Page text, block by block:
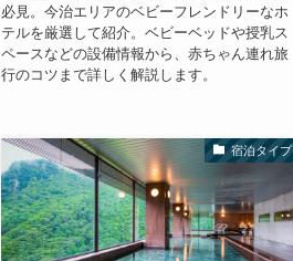
必見。今治エリアのベビーフレンドリーなホ
テルを厳選して紹介。ベビーベッドや授乳ス
ペースなどの設備情報から、赤ちゃん連れ旅
行のコツまで詳しく解説します。
宿泊タイプ